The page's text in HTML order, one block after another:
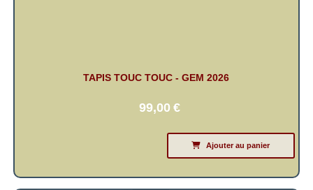
TAPIS TOUC TOUC - GEM 2026
99,00 €
Ajouter au panier